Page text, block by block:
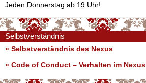
Jeden Donnerstag ab 19 Uhr!
Selbstverständnis
» Selbstverständnis des Nexus
» Code of Conduct – Verhalten im Nexus